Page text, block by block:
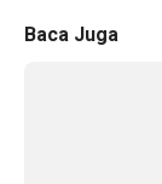
Baca Juga